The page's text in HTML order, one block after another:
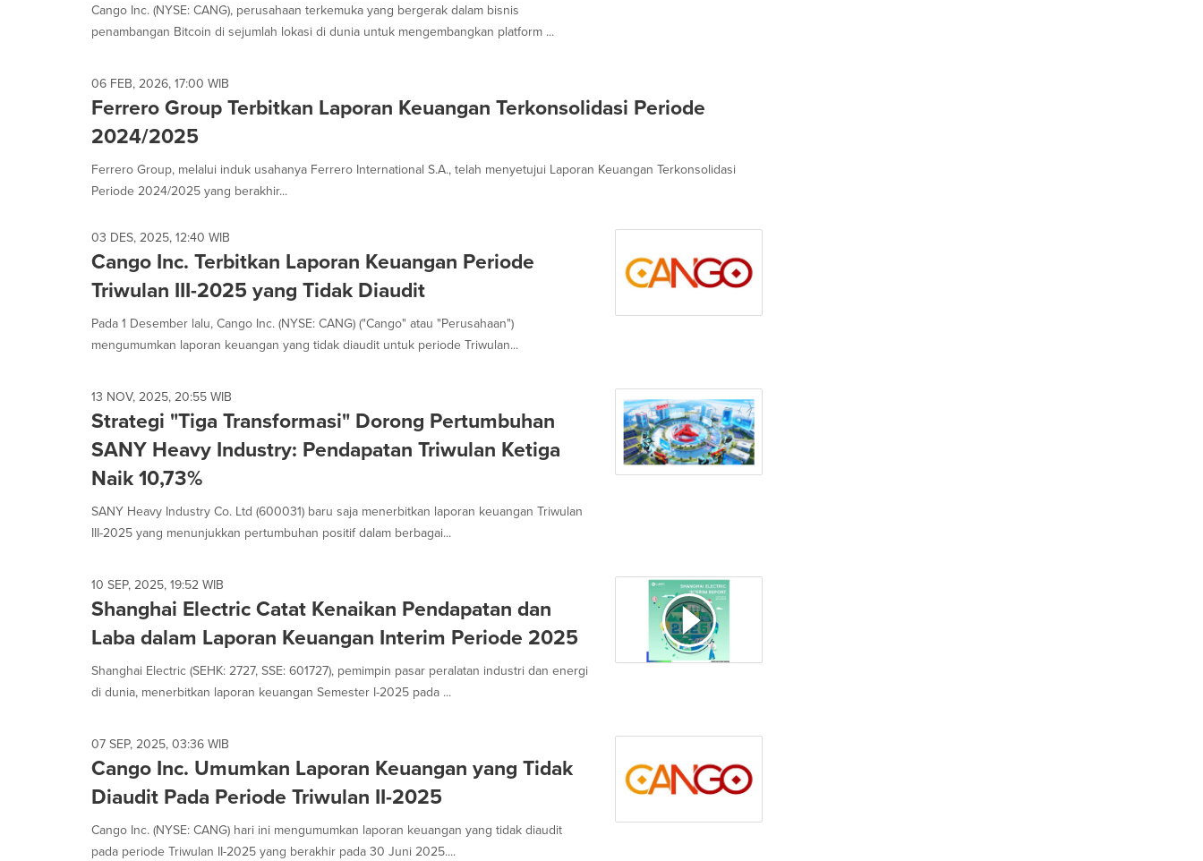
Cango Inc. (NYSE: CANG), perusahaan terkemuka yang bergerak dalam bisnis
penambangan Bitcoin di sejumlah lokasi di dunia untuk mengembangkan platform ...
06 FEB, 2026, 17:00 WIB
Ferrero Group Terbitkan Laporan Keuangan Terkonsolidasi Periode
2024/2025
Ferrero Group, melalui induk usahanya Ferrero International S.A., telah menyetujui Laporan Keuangan Terkonsolidasi
Periode 2024/2025 yang berakhir...
03 DES, 2025, 12:40 WIB
Cango Inc. Terbitkan Laporan Keuangan Periode
Triwulan III-2025 yang Tidak Diaudit
Pada 1 Desember lalu, Cango Inc. (NYSE: CANG) ("Cango" atau "Perusahaan")
mengumumkan laporan keuangan yang tidak diaudit untuk periode Triwulan...
13 NOV, 2025, 20:55 WIB
Strategi "Tiga Transformasi" Dorong Pertumbuhan
SANY Heavy Industry: Pendapatan Triwulan Ketiga
Naik 10,73%
SANY Heavy Industry Co. Ltd (600031) baru saja menerbitkan laporan keuangan Triwulan
III-2025 yang menunjukkan pertumbuhan positif dalam berbagai...
10 SEP, 2025, 19:52 WIB
Shanghai Electric Catat Kenaikan Pendapatan dan
Laba dalam Laporan Keuangan Interim Periode 2025
Shanghai Electric (SEHK: 2727, SSE: 601727), pemimpin pasar peralatan industri dan energi
di dunia, menerbitkan laporan keuangan Semester I-2025 pada ...
07 SEP, 2025, 03:36 WIB
Cango Inc. Umumkan Laporan Keuangan yang Tidak
Diaudit Pada Periode Triwulan II-2025
Cango Inc. (NYSE: CANG) hari ini mengumumkan laporan keuangan yang tidak diaudit
pada periode Triwulan II-2025 yang berakhir pada 30 Juni 2025....